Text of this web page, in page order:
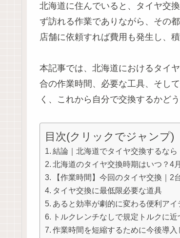
北海道に住んでいると、タイヤ交
ず訪れる作業でありながら、その
店舗に依頼すれば費用も発生し、
本記事では、北海道におけるタイ
合の作業時間、必要な工具、そし
く、これから自分で交換するかど
目次(クリックでジャンプ)
結論｜北海道でタイヤ交換するな
北海道のタイヤ交換時期はいつ？4
【作業時間】今回のタイヤ交換｜2
タイヤ交換に最低限必要な道具
あると効率が劇的に変わる便利アイ
トルクレンチなしで規定トルクに近
作業時間を短縮するために今後導入